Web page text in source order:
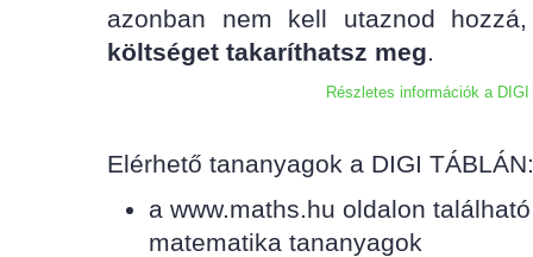
azonban nem kell utaznod
költséget takaríthatsz meg.
Részletes információk a
Elérhető tananyagok a DIGI TÁBLÁN:
a www.maths.hu oldalon
matematika tananyagok